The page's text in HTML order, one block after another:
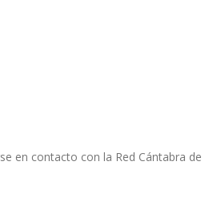
en contacto con la Red Cántabra